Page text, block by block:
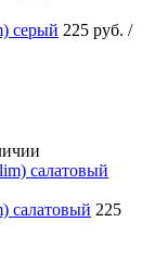
серый 225 руб. /
салатовый 225